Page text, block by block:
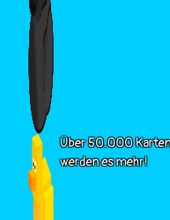
Über 50.000
werden es mehr!